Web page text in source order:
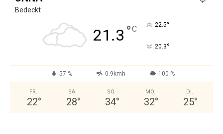
Bedeckt
21.3 °C 22.5°
20.3°
57 % 0.9kmh 100 %
FR.
22°
SA.
28°
SO.
34°
MO.
32°
DI.
25°